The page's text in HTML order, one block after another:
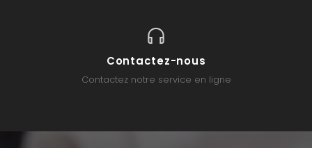
Contactez-nous
Contactez notre service en ligne